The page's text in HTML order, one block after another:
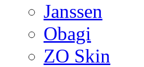
Janssen
Obagi
ZO Skin